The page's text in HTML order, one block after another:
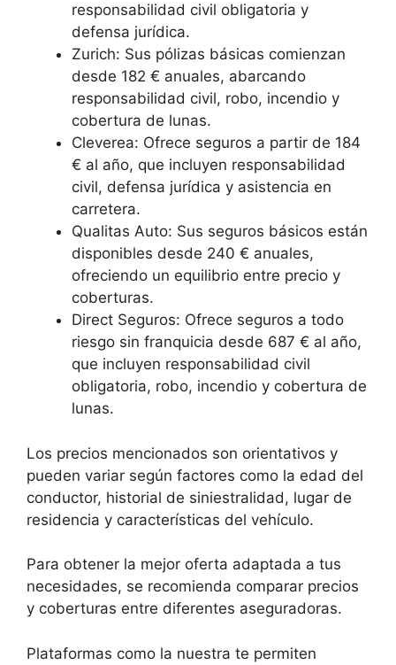
responsabilidad civil obligatoria y
defensa jurídica.
Zurich: Sus pólizas básicas comienzan
desde 182 € anuales, abarcando
responsabilidad civil, robo, incendio y
cobertura de lunas.
Cleverea: Ofrece seguros a partir de 184
€ al año, que incluyen responsabilidad
civil, defensa jurídica y asistencia en
carretera.
Qualitas Auto: Sus seguros básicos están
disponibles desde 240 € anuales,
ofreciendo un equilibrio entre precio y
coberturas.
Direct Seguros: Ofrece seguros a todo
riesgo sin franquicia desde 687 € al año,
que incluyen responsabilidad civil
obligatoria, robo, incendio y cobertura de
lunas.
Los precios mencionados son orientativos y
pueden variar según factores como la edad del
conductor, historial de siniestralidad, lugar de
residencia y características del vehículo.
Para obtener la mejor oferta adaptada a tus
necesidades, se recomienda comparar precios
y coberturas entre diferentes aseguradoras.
Plataformas como la nuestra te permiten